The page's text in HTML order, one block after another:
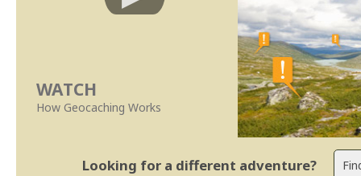
WATCH
How Geocaching Works
Looking for a different adventure?